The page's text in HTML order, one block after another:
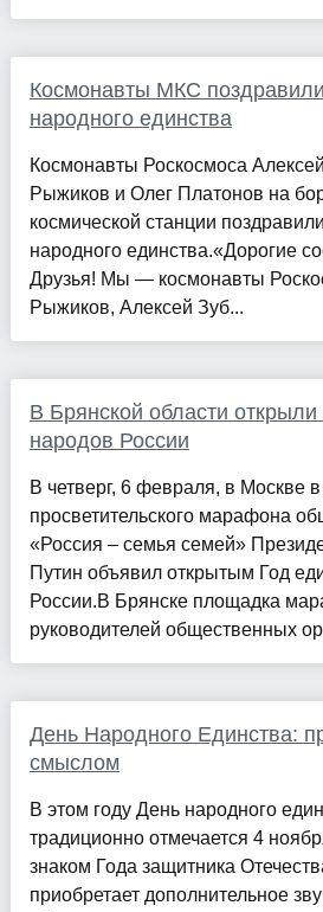
Космонавты МКС
народного единства
Космонавты Роскосмоса
Рыжиков и Олег Платонов на
космической станции
народного единства.«Дорогие
Друзья! Мы — космонавты
Рыжиков, Алексей Зуб...
В Брянской области
народов России
В четверг, 6 февраля, в Москве
просветительского марафона
«Россия – семья семей»
Путин объявил открытым Год
России.В Брянске площадка
руководителей общественных
День Народного Единства:
смыслом
В этом году День народного
традиционно отмечается 4
знаком Года защитника
приобретает дополнительное